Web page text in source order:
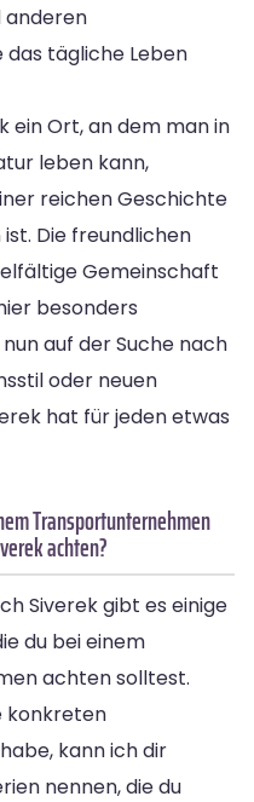
anderen
das tägliche Leben
ein Ort, an dem man in
leben kann,
reichen Geschichte
Die freundlichen
Gemeinschaft
besonders
auf der Suche nach
oder neuen
hat für jeden etwas
Transportunternehmen
achten?
Siverek gibt es einige
du bei einem
achten solltest.
konkreten
kann ich dir
nennen, die du